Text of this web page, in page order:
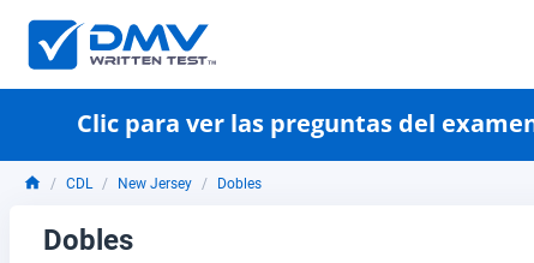
Clic para ver las preguntas del
CDL New Jersey Dobles
Dobles